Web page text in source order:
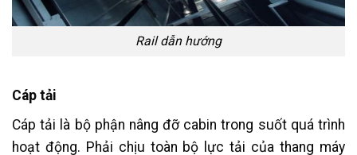
Rail dẫn hướng
Cáp tải
Cáp tải là bộ phận nâng đỡ cabin trong suốt quá trình
hoạt động. Phải chịu toàn bộ lực tải của thang máy